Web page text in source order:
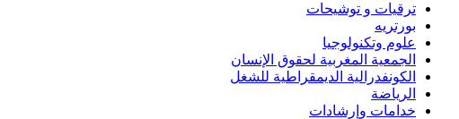
ترقيات و توشيحات
بورتريه
علوم وتكنولوجيا
الجمعية المغربية لحقوق الإنسان
الكونفدرالية الديمقراطية للشغل
الرياضة
خدامات وإرشادات